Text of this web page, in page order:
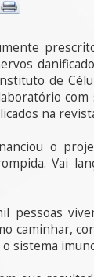
de
na
o
Vai
pessoas
caminhar,
sistema